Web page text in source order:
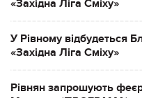
«Західна Ліга Сміху»
У Рівному відбудеться
«Західна Ліга Сміху»
Рівнян запрошують